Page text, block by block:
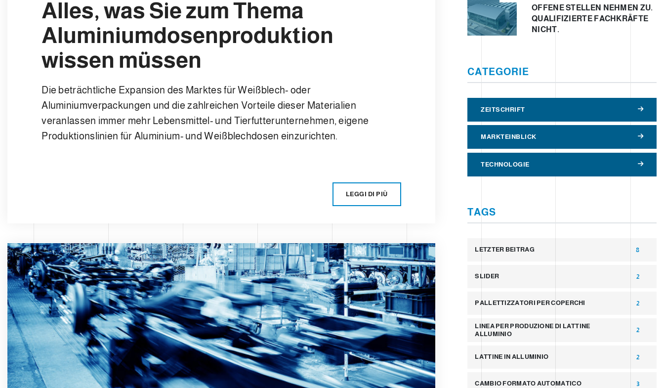
Alles, was Sie zum Thema
Aluminiumdosenproduktion
wissen müssen
Die beträchtliche Expansion des Marktes für Weißblech- oder
Aluminiumverpackungen und die zahlreichen Vorteile dieser Materialien
veranlassen immer mehr Lebensmittel- und Tierfutterunternehmen, eigene
Produktionslinien für Aluminium- und Weißblechdosen einzurichten.
LEGGI DI PIÙ
OFFENE STELLEN NEHMEN ZU.
QUALIFIZIERTE FACHKRÄFTE
NICHT.
CATEGORIE
ZEITSCHRIFT
MARKTEINBLICK
TECHNOLOGIE
TAGS
LETZTER BEITRAG 8
SLIDER 2
PALLETTIZZATORI PER COPERCHI 2
LINEA PER PRODUZIONE DI LATTINE
ALLUMINIO
2
LATTINE IN ALLUMINIO 2
CAMBIO FORMATO AUTOMATICO 3